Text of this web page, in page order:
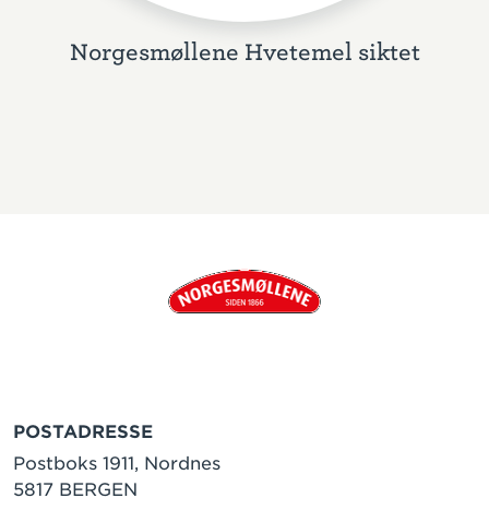
Norgesmøllene Hvetemel siktet
POSTADRESSE
Postboks 1911, Nordnes
5817 BERGEN